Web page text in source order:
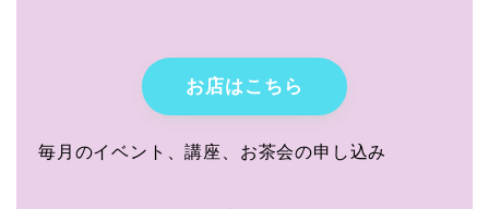
お店はこちら
毎月のイベント、講座、お茶会の申し込み